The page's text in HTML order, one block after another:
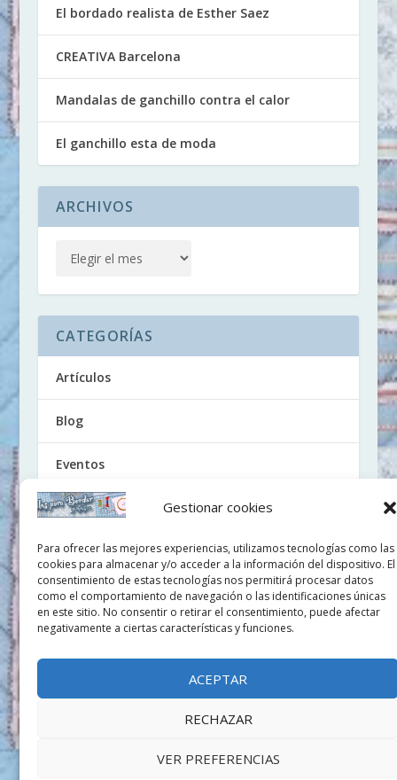
Gestionar cookies
Para ofrecer las mejores experiencias, utilizamos tecnologías como las
cookies para almacenar y/o acceder a la información del dispositivo. El
consentimiento de estas tecnologías nos permitirá procesar datos
como el comportamiento de navegación o las identificaciones únicas
en este sitio. No consentir o retirar el consentimiento, puede afectar
negativamente a ciertas características y funciones.
ACEPTAR
RECHAZAR
VER PREFERENCIAS
El bordado realista de Esther Saez
CREATIVA Barcelona
Mandalas de ganchillo contra el calor
El ganchillo esta de moda
ARCHIVOS
CATEGORÍAS
Artículos
Blog
Eventos
Noticias
Tutoriales
Uncategorized
Videos
Hecho con 💙 porDoezos
Condiciones de Uso y Venta
Política de protección de datos